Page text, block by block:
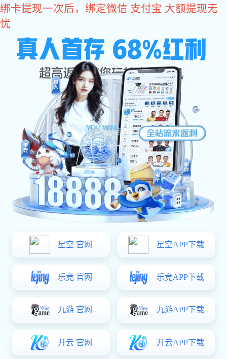
6t体育
门配件
推拉门配件KS-A03
发布日期：2020-11-10 17:07 浏览次数：298
备注：
型号为移门拉手KS-A03
适用于一般推拉门
表面处理为喷塑
主要材料为铝合金